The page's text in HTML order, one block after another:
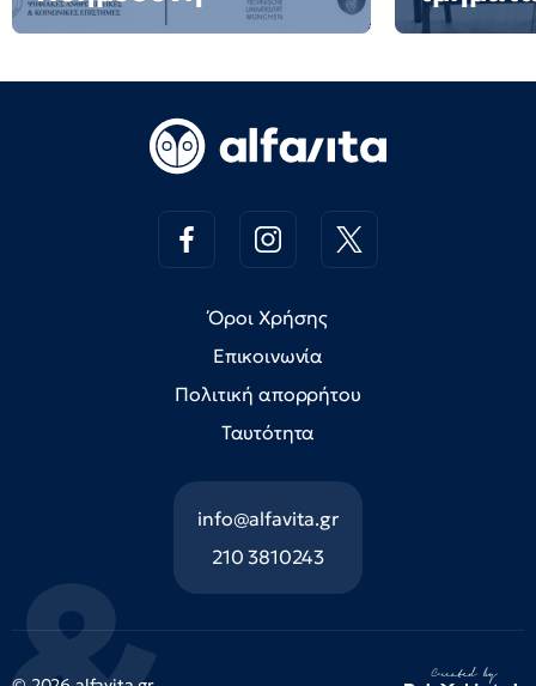
Όροι Χρήσης
Επικοινωνία
Πολιτική απορρήτου
Ταυτότητα
info@alfavita.gr
210 3810243